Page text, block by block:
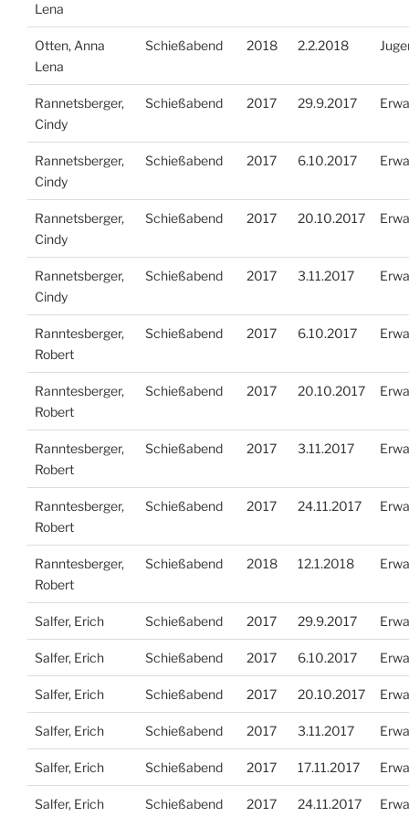
Lena
Otten, Anna
Lena
Schießabend 2018 2.2.2018
Rannetsberger,
Cindy
Schießabend 2017 29.9.2017
Rannetsberger,
Cindy
Schießabend 2017 6.10.2017
Rannetsberger,
Cindy
Schießabend 2017 20.10.2017
Rannetsberger,
Cindy
Schießabend 2017 3.11.2017
Ranntesberger,
Robert
Schießabend 2017 6.10.2017
Ranntesberger,
Robert
Schießabend 2017 20.10.2017
Ranntesberger,
Robert
Schießabend 2017 3.11.2017
Ranntesberger,
Robert
Schießabend 2017 24.11.2017
Ranntesberger,
Robert
Schießabend 2018 12.1.2018
Salfer, Erich Schießabend 2017 29.9.2017
Salfer, Erich Schießabend 2017 6.10.2017
Salfer, Erich Schießabend 2017 20.10.2017
Salfer, Erich Schießabend 2017 3.11.2017
Salfer, Erich Schießabend 2017 17.11.2017
Salfer, Erich Schießabend 2017 24.11.2017